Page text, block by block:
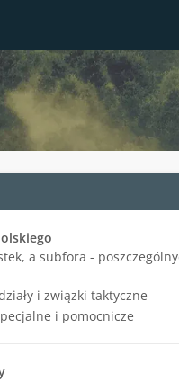
a subfora -
i związki taktyczne
i pomocnicze